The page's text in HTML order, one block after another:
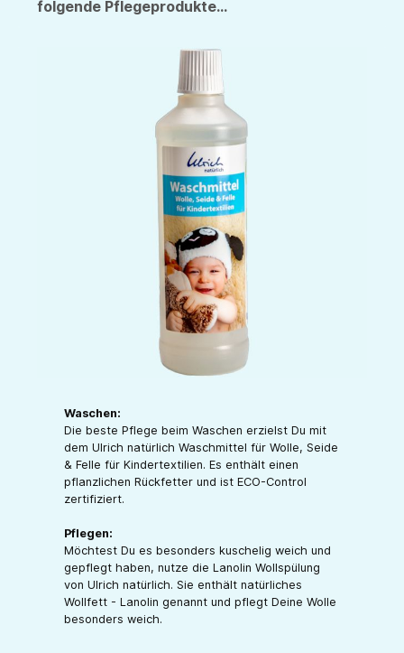
folgende Pflegeprodukte...
Waschen:
Die beste Pflege beim Waschen erzielst Du mit
dem Ulrich natürlich Waschmittel für Wolle, Seide
& Felle für Kindertextilien. Es enthält einen
pflanzlichen Rückfetter und ist ECO-Control
zertifiziert.
Pflegen:
Möchtest Du es besonders kuschelig weich und
gepflegt haben, nutze die Lanolin Wollspülung
von Ulrich natürlich. Sie enthält natürliches
Wollfett - Lanolin genannt und pflegt Deine Wolle
besonders weich.